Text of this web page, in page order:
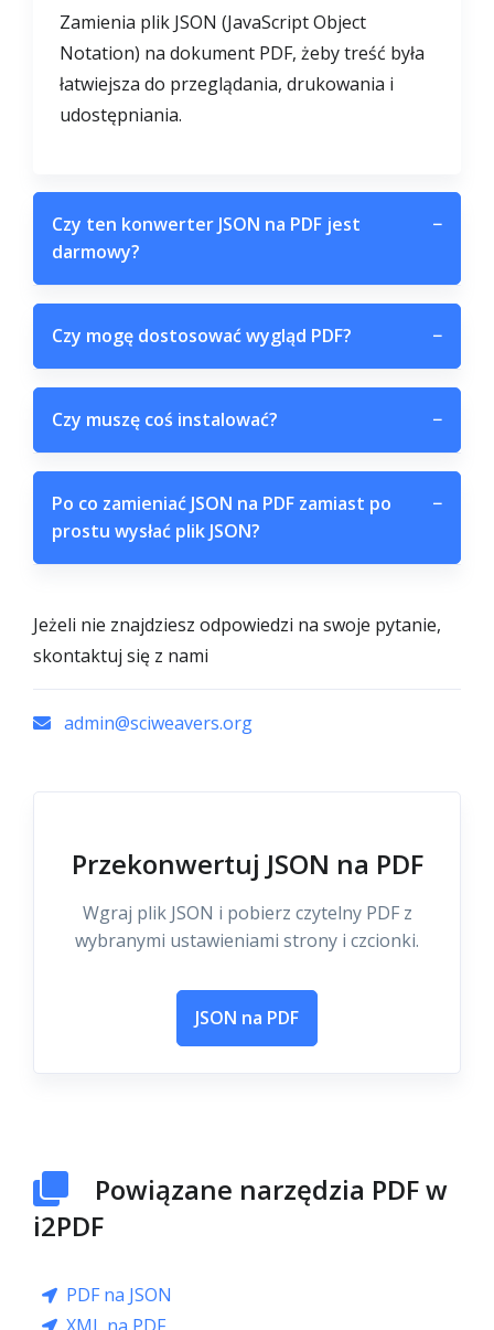
Zamienia plik JSON (JavaScript Object
Notation) na dokument PDF, żeby treść była
łatwiejsza do przeglądania, drukowania i
udostępniania.
Czy ten konwerter JSON na PDF jest
darmowy?
−
Czy mogę dostosować wygląd PDF? −
Czy muszę coś instalować? −
Po co zamieniać JSON na PDF zamiast po
prostu wysłać plik JSON?
−
Jeżeli nie znajdziesz odpowiedzi na swoje pytanie,
skontaktuj się z nami
admin@sciweavers.org
Przekonwertuj JSON na PDF
Wgraj plik JSON i pobierz czytelny PDF z
wybranymi ustawieniami strony i czcionki.
JSON na PDF
Powiązane narzędzia PDF w
i2PDF
PDF na JSON